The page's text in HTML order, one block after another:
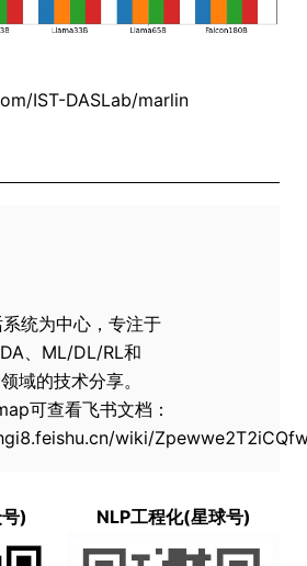
IST-DASLab/marlin
统为中心，专注于
、ML/DL/RL和
域的技术分享。
可查看飞书文档：
wiki/
) NLP工程化(星球号)